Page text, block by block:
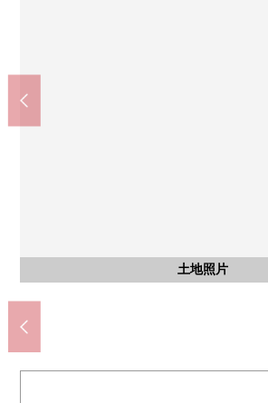
土地照片
土地照片
土地照片
土地照片
含有前面道路的外觀
含有前面道路的外觀
Lawson井之頭5丁目商店(
步行1分鐘。
三鷹井之頭郵局(約
步行4分鐘。
三鷹市立第5小學(約
步行10分鐘。
三鷹市立第3中學(約
步行8分鐘。
井之頭恩賜公園(約
步行5分鐘。
kirarina京王吉祥寺(約
步行14分鐘。